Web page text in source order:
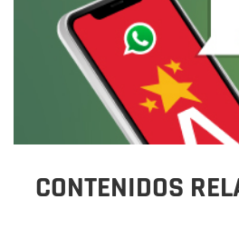
CONTENIDOS